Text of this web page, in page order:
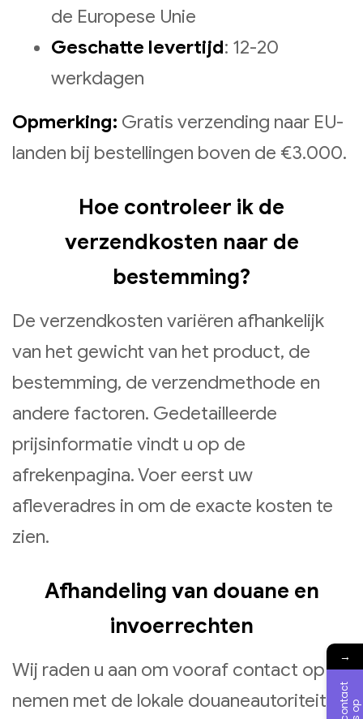
de Europese Unie
Geschatte levertijd: 12-20
werkdagen
Opmerking: Gratis verzending naar EU-
landen bij bestellingen boven de €3.000.
Hoe controleer ik de
verzendkosten naar de
bestemming?
De verzendkosten variëren afhankelijk
van het gewicht van het product, de
bestemming, de verzendmethode en
andere factoren. Gedetailleerde
prijsinformatie vindt u op de
afrekenpagina. Voer eerst uw
afleveradres in om de exacte kosten te
zien.
Afhandeling van douane en
invoerrechten
Wij raden u aan om vooraf contact op te
nemen met de lokale douaneautoriteiten
→